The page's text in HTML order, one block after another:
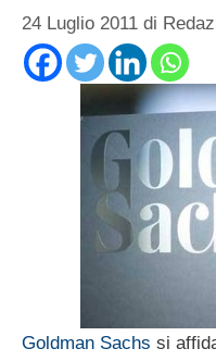
24 Luglio 2011 di
Goldman Sachs si